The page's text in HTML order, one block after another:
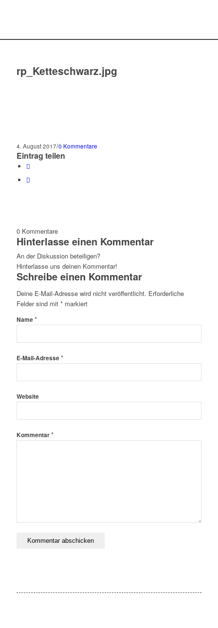
rp_Ketteschwarz.jpg
4. August 2017/0 Kommentare
Eintrag teilen
0 Kommentare
Hinterlasse einen Kommentar
An der Diskussion beteiligen?
Hinterlasse uns deinen Kommentar!
Schreibe einen Kommentar
Deine E-Mail-Adresse wird nicht veröffentlicht. Erforderliche
Felder sind mit *markiert
Name*
E-Mail-Adresse*
Website
Kommentar*